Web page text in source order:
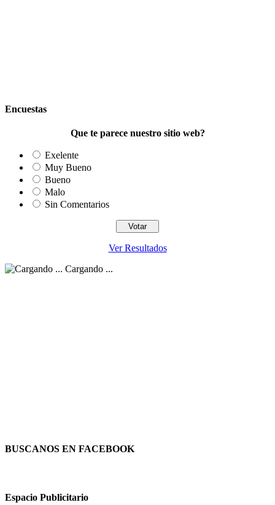
Encuestas
Que te parece nuestro sitio web?
Exelente
Muy Bueno
Bueno
Malo
Sin Comentarios
Ver Resultados
Cargando ...
BUSCANOS EN FACEBOOK
Espacio Publicitario